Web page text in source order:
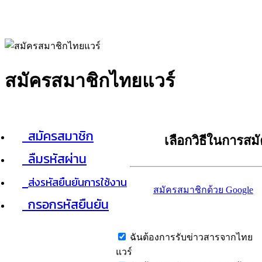
สมัครสมาชิกไทยแวร์
สมัครสมาชิก
ลืมรหัสผ่าน
ส่งรหัสยืนยันการใช้งาน
กรอกรหัสยืนยัน
เลือกวิธีในการส
สมัครสมาชิกด้วย Google
ฉันต้องการรับข่าวสารจากไทย
แวร์